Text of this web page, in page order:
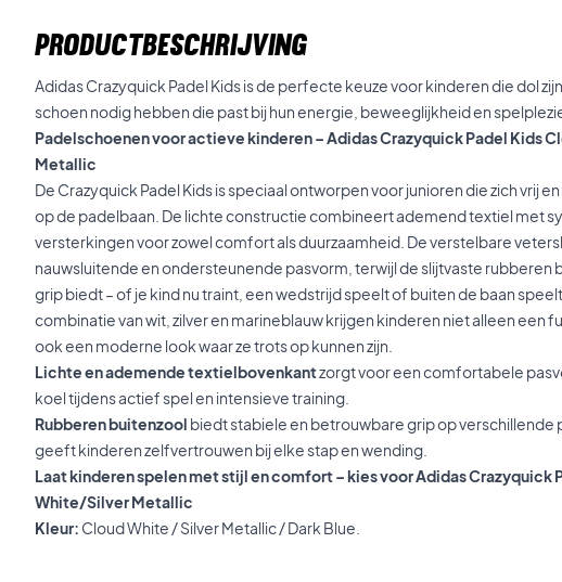
PRODUCTBESCHRIJVING
Adidas Crazyquick Padel Kids is de perfecte keuze voor kinderen die dol
schoen nodig hebben die past bij hun energie, beweeglijkheid en
Padelschoenen voor actieve kinderen – Adidas Crazyquick Padel Kids
Metallic
De Crazyquick Padel Kids is speciaal ontworpen voor junioren die zich vrij
op de padelbaan. De lichte constructie combineert ademend textiel met
versterkingen voor zowel comfort als duurzaamheid. De verstelbare
nauwsluitende en ondersteunende pasvorm, terwijl de slijtvaste rubberen
grip biedt – of je kind nu traint, een wedstrijd speelt of buiten de baan
combinatie van wit, zilver en marineblauw krijgen kinderen niet alleen een
ook een moderne look waar ze trots op kunnen zijn.
Lichte en ademende textielbovenkantzorgt voor een comfortabele
koel tijdens actief spel en intensieve training.
Rubberen buitenzool biedt stabiele en betrouwbare grip op
geeft kinderen zelfvertrouwen bij elke stap en wending.
Laat kinderen spelen met stijl en comfort – kies voor Adidas Crazyquick
White/Silver Metallic
Kleur: Cloud White / Silver Metallic / Dark Blue.